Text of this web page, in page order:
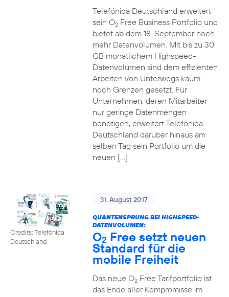
Telefónica Deutschland erweitert
sein O2Free Business Portfolio und
bietet ab dem 18. September noch
mehr Datenvolumen. Mit bis zu 30
GB monatlichem Highspeed-
Datenvolumen sind dem effizienten
Arbeiten von Unterwegs kaum
noch Grenzen gesetzt. Für
Unternehmen, deren Mitarbeiter
nur geringe Datenmengen
benötigen, erweitert Telefónica
Deutschland darüber hinaus am
selben Tag sein Portfolio um die
neuen […]
Credits: Telefónica
Deutschland
31. August 2017
QUANTENSPRUNG BEI HIGHSPEED-
DATENVOLUMEN:
O2 Free setzt neuen
Standard für die
mobile Freiheit
Das neue O2Free Tarifportfolio ist
das Ende aller Kompromisse im